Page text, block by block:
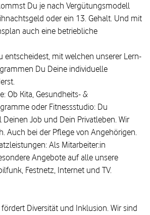
Du je nach Vergütungsmodell
oder ein 13. Gehalt. Und mit
auch eine betriebliche
entscheidest, mit welchen unserer Lern-
Du Deine individuelle
Ob Kita, Gesundheits- &
oder Fitnessstudio: Du
Job und Dein Privatleben. Wir
Auch bei der Pflege von Angehörigen.
Als Mitarbeiter:in
Angebote auf alle unsere
Festnetz, Internet und TV.
Diversität und Inklusion. Wir sind